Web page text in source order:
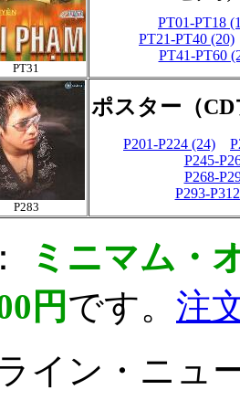
PT31
PT01-PT18
PT21-PT40 (20)
PT41-PT60
P283
ポスター（
P201-P224 (24)
P245-
P268-
P293-
：
ミニマム・
円 です。 注
ン・ニュ